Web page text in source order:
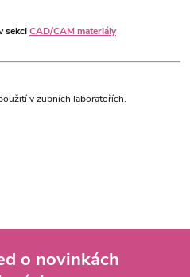
sekciCAD/CAM materiály
v zubních laboratořích.
o novinkách